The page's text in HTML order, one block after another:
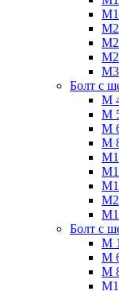
Болт с
М
М
М
М
Болт с
М
М
М